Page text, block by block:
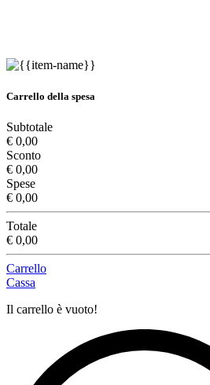
Carrello della spesa
Subtotale
€ 0,00
Sconto
€ 0,00
Spese
€ 0,00
Totale
€ 0,00
Carrello
Cassa
Il carrello è vuoto!